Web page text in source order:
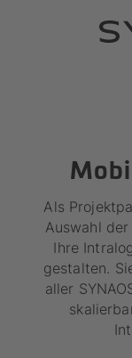
Als
Auswahl
Ihre
gestalten.
aller